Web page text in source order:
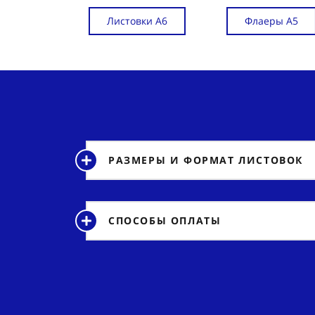
Листовки А6 Флаеры А5
РАЗМЕРЫ И ФОРМАТ ЛИСТОВОК
СПОСОБЫ ОПЛАТЫ